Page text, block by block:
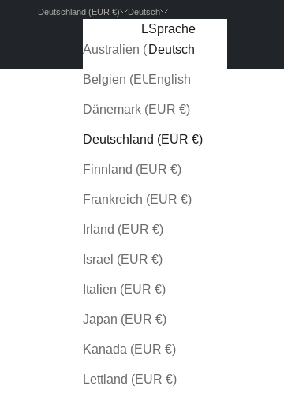
Deutschland (EUR €)
Land
Australien (EUR €)
Belgien (EUR €)
Dänemark (EUR €)
Deutschland (EUR €)
Finnland (EUR €)
Frankreich (EUR €)
Irland (EUR €)
Israel (EUR €)
Italien (EUR €)
Japan (EUR €)
Kanada (EUR €)
Lettland (EUR €)
Deutsch
Sprache
Deutsch
English